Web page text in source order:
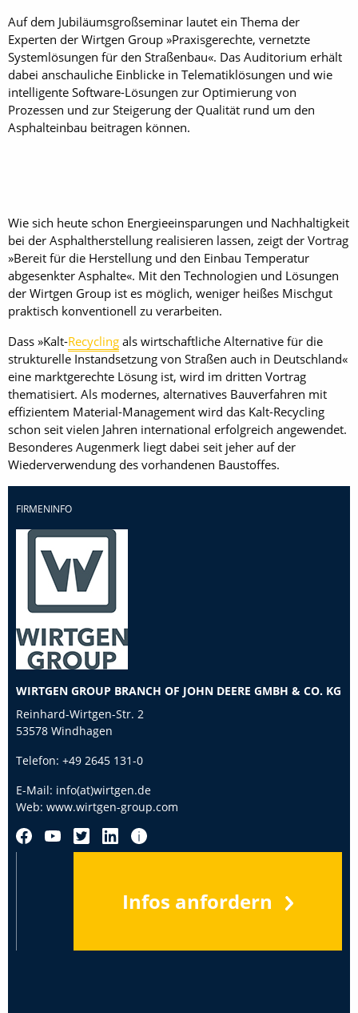
Auf dem Jubiläumsgroßseminar lautet ein Thema der
Experten der Wirtgen Group »Praxisgerechte, vernetzte
Systemlösungen für den Straßenbau«. Das Auditorium erhält
dabei anschauliche Einblicke in Telematiklösungen und wie
intelligente Software-Lösungen zur Optimierung von
Prozessen und zur Steigerung der Qualität rund um den
Asphalteinbau beitragen können.
Wie sich heute schon Energieeinsparungen und Nachhaltigkeit
bei der Asphaltherstellung realisieren lassen, zeigt der Vortrag
»Bereit für die Herstellung und den Einbau Temperatur
abgesenkter Asphalte«. Mit den Technologien und Lösungen
der Wirtgen Group ist es möglich, weniger heißes Mischgut
praktisch konventionell zu verarbeiten.
Dass »Kalt-Recycling als wirtschaftliche Alternative für die
strukturelle Instandsetzung von Straßen auch in Deutschland«
eine marktgerechte Lösung ist, wird im dritten Vortrag
thematisiert. Als modernes, alternatives Bauverfahren mit
effizientem Material-Management wird das Kalt-Recycling
schon seit vielen Jahren international erfolgreich angewendet.
Besonderes Augenmerk liegt dabei seit jeher auf der
Wiederverwendung des vorhandenen Baustoffes.
FIRMENINFO
WIRTGEN GROUP BRANCH OF JOHN DEERE GMBH & CO. KG
Reinhard-Wirtgen-Str. 2
53578 Windhagen
Telefon: +49 2645 131-0
E-Mail: info(at)wirtgen.de
Web: www.wirtgen-group.com
Infos anfordern